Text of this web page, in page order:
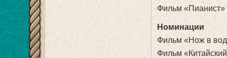
Фильм «Пианист»
Номинации
Фильм «Нож в
Фильм